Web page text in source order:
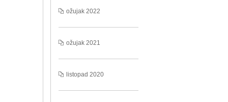
ožujak 2022
ožujak 2021
listopad 2020